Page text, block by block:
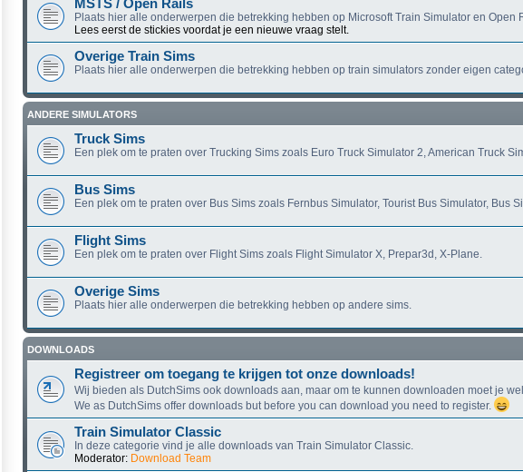
MSTS / Open Rails
Plaats hier alle onderwerpen die betrekking hebben op Microsoft Train Simulator en Open
Lees eerst de stickies voordat je een nieuwe vraag stelt.
Overige Train Sims
Plaats hier alle onderwerpen die betrekking hebben op train simulators zonder eigen
ANDERE SIMULATORS
Truck Sims
Een plek om te praten over Trucking Sims zoals Euro Truck Simulator 2, American Truck
Bus Sims
Een plek om te praten over Bus Sims zoals Fernbus Simulator, Tourist Bus Simulator, Bus
Flight Sims
Een plek om te praten over Flight Sims zoals Flight Simulator X, Prepar3d, X-Plane.
Overige Sims
Plaats hier alle onderwerpen die betrekking hebben op andere sims.
DOWNLOADS
Registreer om toegang te krijgen tot onze downloads!
Wij bieden als DutchSims ook downloads aan, maar om te kunnen downloaden moet je
We as DutchSims offer downloads but before you can download you need to register.
Train Simulator Classic
In deze categorie vind je alle downloads van Train Simulator Classic.
Moderator: Download Team